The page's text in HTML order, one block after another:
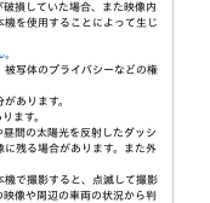
損していた場合、また映像内
を使用することによって生じ
写体のプライバシーなどの権
あります。
ます。
間の太陽光を反射したダッシ
に残る場合があります。また外
で撮影すると、点滅して撮影
像や周辺の車両の状況から判